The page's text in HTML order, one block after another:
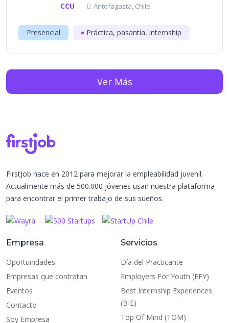
CCU Antofagasta, Chile
Presencial Práctica, pasantía, internship
Ver Más
FirstJob nace en 2012 para mejorar la empleabilidad juvenil.
Actualmente más de 500.000 jóvenes usan nuestra plataforma
para encontrar el primer trabajo de sus sueños.
Empresa
Oportunidades
Empresas que contratan
Eventos
Contacto
Soy Empresa
Servicios
Día del Practicante
Employers For Youth (EFY)
Best Internship Experiences
(BIE)
Top Of Mind (TOM)